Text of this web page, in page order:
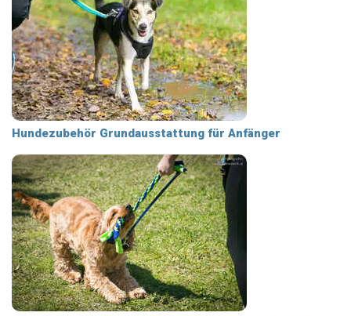
Hundezubehör Grundausstattung für Anfänger